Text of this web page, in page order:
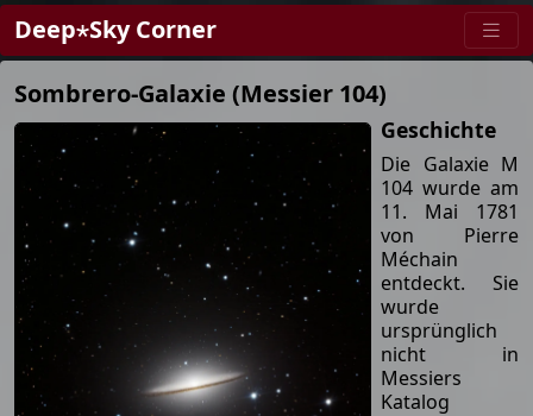
Deep⋆Sky Corner
Sombrero-Galaxie (Messier 104)
Geschichte
Die Galaxie M
104 wurde am
11. Mai 1781
von Pierre
Méchain
entdeckt. Sie
wurde
ursprünglich
nicht in
Messiers
Katalog